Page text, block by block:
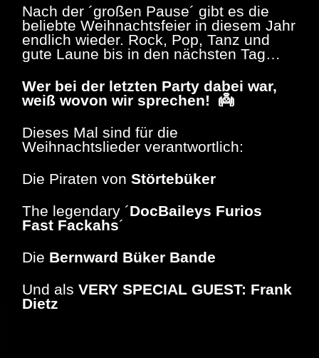
Nach der ´großen Pause´ gibt es die
beliebte Weihnachtsfeier in diesem Jahr
endlich wieder. Rock, Pop, Tanz und
gute Laune bis in den nächsten Tag…
Wer bei der letzten Party dabei war,
weiß wovon wir sprechen! 👼
Dieses Mal sind für die
Weihnachtslieder verantwortlich:
Die Piraten von Störtebüker
The legendary ´DocBaileys Furios
Fast Fackahs´
Die Bernward Büker Bande
Und als VERY SPECIAL GUEST: Frank
Dietz